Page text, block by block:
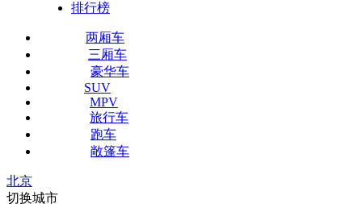
排行榜
两厢车
三厢车
豪华车
SUV
MPV
旅行车
跑车
敞篷车
北京
切换城市